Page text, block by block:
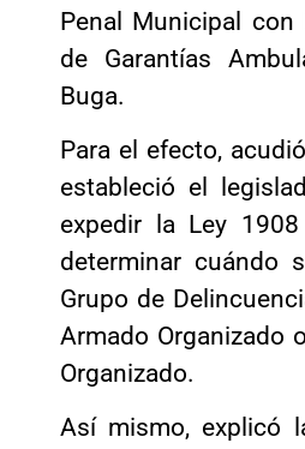
Penal Municipal con
de Garantías
Buga.
Para el efecto,
estableció el
expedir la Ley
determinar cuándo
Grupo de
Armado Organizado
Organizado.
Así mismo, explicó